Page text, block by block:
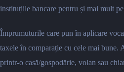
instituțiile bancare pentru și mai mult
Împrumuturile care pun în aplicare
taxele în comparație cu cele mai bune.
printr-o casă/gospodărie, volan sau